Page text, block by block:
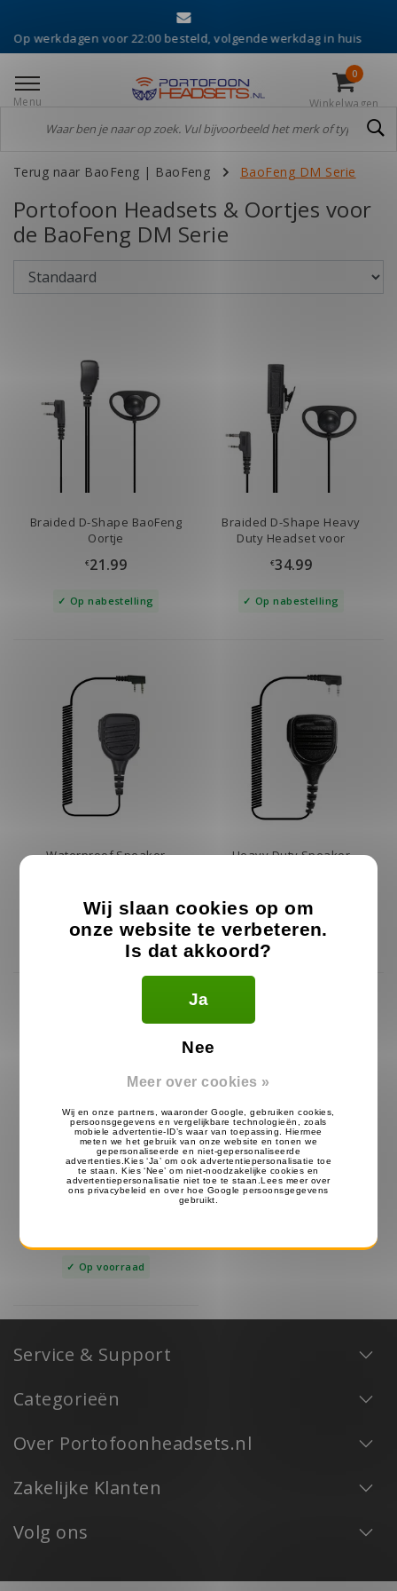
voor 22:00 besteld, volgende werkdag in huis
Menu
0
Winkelwagen
Terug naar BaoFeng | BaoFeng BaoFeng DM Serie
Portofoon Headsets & Oortjes voor
de BaoFeng DM Serie
Braided D-Shape BaoFeng
Oortje
€21.99
Op nabestelling
Braided D-Shape Heavy
Duty Headset voor
€34.99
Op nabestelling
Waterproof Speaker
59.99
Op voorraad
Heavy Duty Speaker
Op voorraad
Heavy Duty Headset voor
Op voorraad
Service & Support
Categorieën
Over Portofoonheadsets.nl
Zakelijke Klanten
Volg ons
Wij slaan cookies op om
onze website te verbeteren.
Is dat akkoord?
Ja
Nee
Meer over cookies »